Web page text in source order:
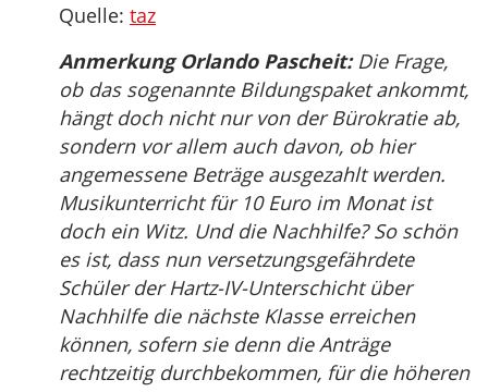
Quelle: taz
Anmerkung Orlando Pascheit:Die Frage,
ob das sogenannte Bildungspaket ankommt,
hängt doch nicht nur von der Bürokratie ab,
sondern vor allem auch davon, ob hier
angemessene Beträge ausgezahlt werden.
Musikunterricht für 10 Euro im Monat ist
doch ein Witz. Und die Nachhilfe? So schön
es ist, dass nun versetzungsgefährdete
Schüler der Hartz-IV-Unterschicht über
Nachhilfe die nächste Klasse erreichen
können, sofern sie denn die Anträge
rechtzeitig durchbekommen, für die höheren